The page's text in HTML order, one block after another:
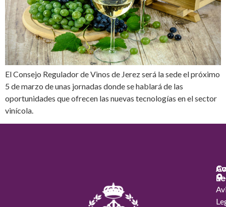
El Consejo Regulador de Vinos de Jerez será la sede el próximo
5 de marzo de unas jornadas donde se hablará de las
oportunidades que ofrecen las nuevas tecnologías en el sector
vinícola.